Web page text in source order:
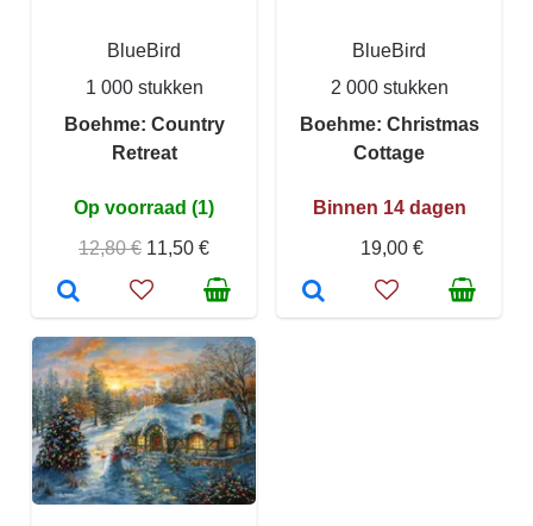
BlueBird
1 000 stukken
Boehme: Country
Retreat
Op voorraad (1)
12,80 € 11,50 €
BlueBird
2 000 stukken
Boehme: Christmas
Cottage
Binnen 14 dagen
19,00 €